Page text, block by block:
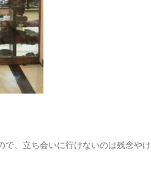
で、立ち会いに行けないのは残念やけ